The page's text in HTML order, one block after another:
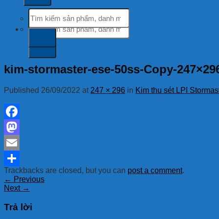
Tìm
kiếm:
Tìm
kiếm:
kim-stormaster-ese-50ss-Copy-
Published 26/09/2022 at 247 × 296 in Kim thu sét LPI
Facebook
Mastodon
Email
Share
Trackbacks are closed, but you can post a comment.
← Previous
Next →
Trả lời